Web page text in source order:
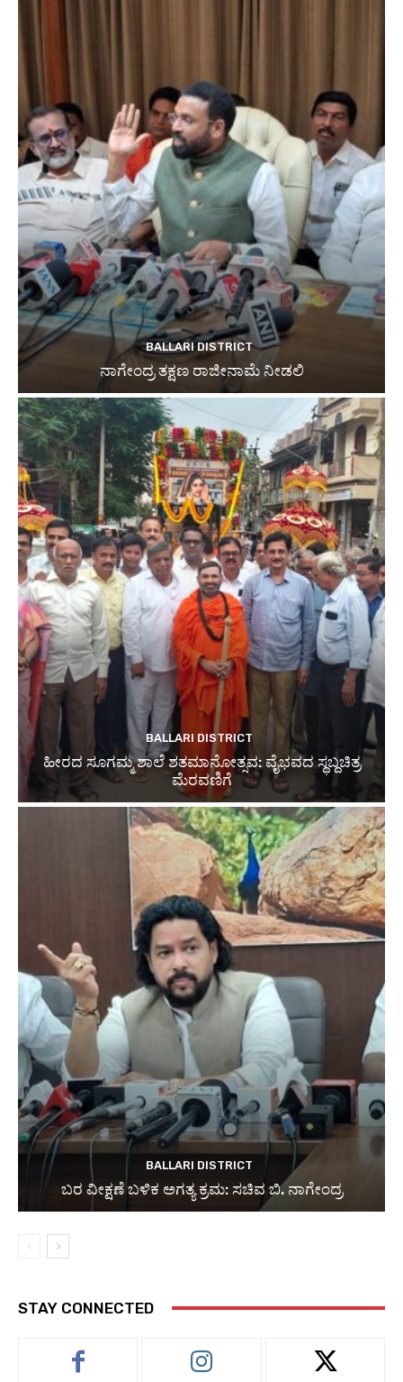
BALLARI DISTRICT
ನಾಗೇಂದ್ರ ತಕ್ಷಣ ರಾಜೀನಾಮೆ ನೀಡಲಿ
BALLARI DISTRICT
ಹೀರದ ಸೂಗಮ್ಮ ಶಾಲೆ ಶತಮಾನೋತ್ಸವ: ವೈಭವದ ಸ್ಥಬ್ದಚಿತ್ರ
ಮೆರವಣಿಗೆ
BALLARI DISTRICT
ಬರ ವೀಕ್ಷಣೆ ಬಳಿಕ ಅಗತ್ಯ ಕ್ರಮ: ಸಚಿವ ಬಿ. ನಾಗೇಂದ್ರ
STAY CONNECTED